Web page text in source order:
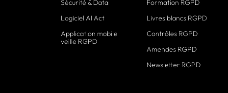
Sécurité & Data
Logiciel AI Act
Application mobile
veille RGPD
Formation RGPD
Livres blancs RGPD
Contrôles RGPD
Amendes RGPD
Newsletter RGPD